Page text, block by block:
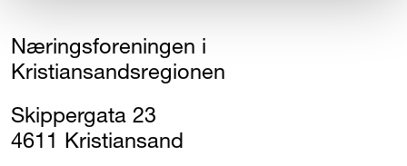
Næringsforeningen i
Kristiansandsregionen
Skippergata 23
4611 Kristiansand